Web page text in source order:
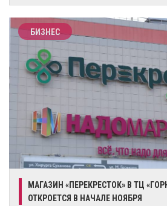
БИЗНЕС
МАГАЗИН «ПЕРЕКРЕСТОК» В ТЦ
ОТКРОЕТСЯ В НАЧАЛЕ НОЯБРЯ